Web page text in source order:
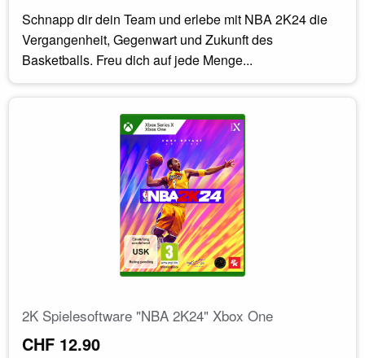
Schnapp dir dein Team und erlebe mit NBA 2K24 die
Vergangenheit, Gegenwart und Zukunft des
Basketballs. Freu dich auf jede Menge...
2K Spielesoftware "NBA 2K24" Xbox One
CHF 12.90